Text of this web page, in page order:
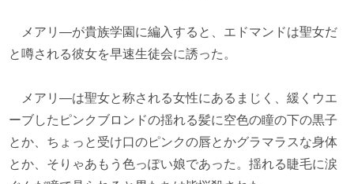
メアリ―が貴族学園に編入すると、エドマンドは聖女だ
と噂される彼女を早速生徒会に誘った。
メアリ―は聖女と称される女性にあるまじく、緩くウエ
ーブしたピンクブロンドの揺れる髪に空色の瞳の下の黒子
とか、ちょっと受け口のピンクの唇とかグラマラスな身体
とか、そりゃあもう色っぽい娘であった。揺れる睫毛に涙